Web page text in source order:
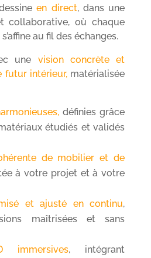
en direct, dans une
collaborative, où chaque
au fil des échanges.
une vision concrète et
futur intérieur,matérialisée
définies grâce
étudiés et validés
de mobilier et de
à votre projet et à votre
et ajusté en continu,
maîtrisées et sans
immersives, intégrant